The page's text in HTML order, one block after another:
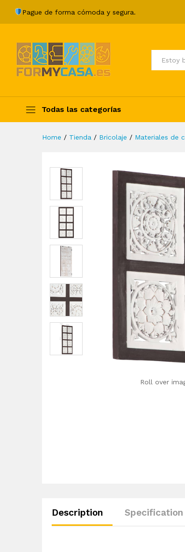
Pague de forma cómoda y segura.
Todos
Todas las categorías
Home / Tienda / Bricolaje / Materiales de
Roll over
Description Specification
Description Specification